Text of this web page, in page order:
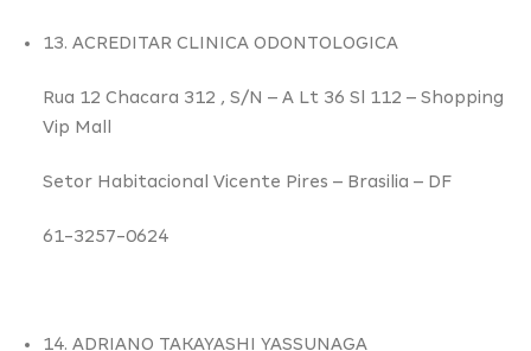
13. ACREDITAR CLINICA ODONTOLOGICA
Rua 12 Chacara 312 , S/N – A Lt 36 Sl 112 – Shopping
Vip Mall
Setor Habitacional Vicente Pires – Brasilia – DF
61-3257-0624
14. ADRIANO TAKAYASHI YASSUNAGA